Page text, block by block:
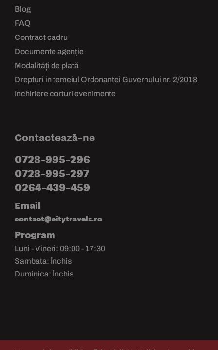
Blog
FAQ
Contract cadru
Documente agenție
Modalități de plată
Drepturi in temeiul Ordonantei Guvernului nr. 2/2018
Inchiriere corturi evenimente
Contactează-ne
0728-995-296
0728-995-297
0264-439-459
Email
contact@citytravels.ro
Program
Luni - Vineri: 09:00 - 17:30
Sambata: Închis
Duminica: Închis